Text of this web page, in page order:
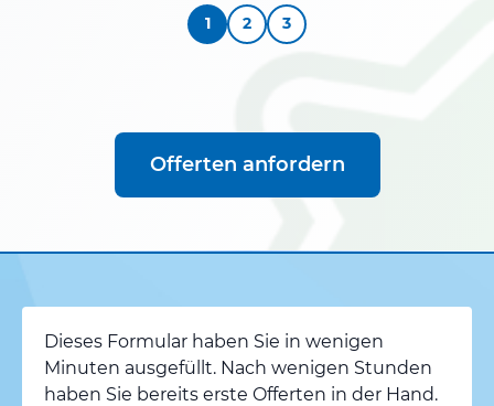
1 2 3
Offerten anfordern
Dieses Formular haben Sie in wenigen
Minuten ausgefüllt. Nach wenigen Stunden
haben Sie bereits erste Offerten in der Hand.